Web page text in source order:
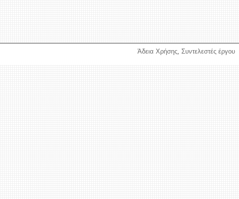
Άδεια Χρήσης, Συντελεστές έργου